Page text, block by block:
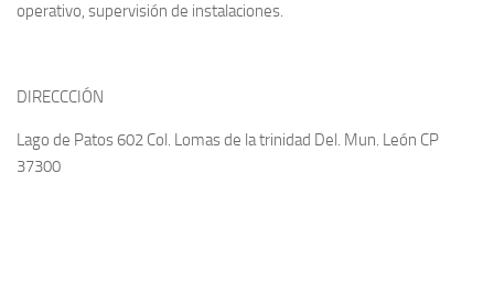
operativo, supervisión de instalaciones.
DIRECCCIÓN
Lago de Patos 602 Col. Lomas de la trinidad Del. Mun. León CP
37300